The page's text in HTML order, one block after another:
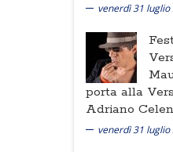
venerdì 31 luglio
porta alla
Adriano
venerdì 31 luglio